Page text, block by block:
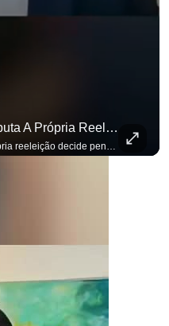
Um Presidente Que Não Disputa A Própria Reeleição Decide Pensando Em Quem Vem Depois.